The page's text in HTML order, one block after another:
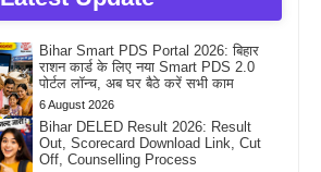
Bihar Smart PDS Portal 2026: बिहार
राशन कार्ड के लिए नया Smart PDS 2.0
पोर्टल लॉन्च, अब घर बैठे करें सभी काम
6 August 2026
Bihar DELED Result 2026: Result
Out, Scorecard Download Link, Cut
Off, Counselling Process